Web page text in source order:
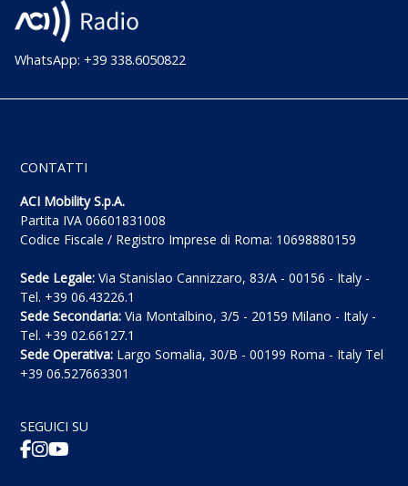
WhatsApp: +39 338.6050822
CONTATTI
ACI Mobility S.p.A.
Partita IVA 06601831008
Codice Fiscale / Registro Imprese di Roma: 10698880159
Sede Legale: Via Stanislao Cannizzaro, 83/A - 00156 - Italy -
Tel. +39 06.43226.1
Sede Secondaria: Via Montalbino, 3/5 - 20159 Milano - Italy -
Tel. +39 02.66127.1
Sede Operativa: Largo Somalia, 30/B - 00199 Roma - Italy Tel
+39 06.527663301
SEGUICI SU